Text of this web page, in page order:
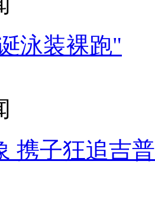
泳装裸跑"
携子狂追吉